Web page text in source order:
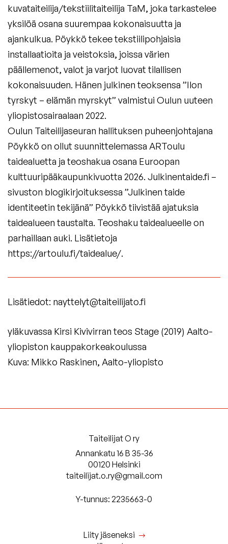
kuvataiteilija/tekstiilitaiteilija TaM, joka tarkastelee
yksilöä osana suurempaa kokonaisuutta ja
ajankulkua. Pöykkö tekee tekstiilipohjaisia
installaatioita ja veistoksia, joissa värien
päällemenot, valot ja varjot luovat tilallisen
kokonaisuuden. Hänen julkinen teoksensa ”Ilon
tyrskyt – elämän myrskyt” valmistui Oulun uuteen
yliopistosairaalaan 2022.
Oulun Taiteilijaseuran hallituksen puheenjohtajana
Pöykkö on ollut suunnittelemassa ARToulu
taidealuetta ja teoshakua osana Euroopan
kulttuuripääkaupunkivuotta 2026. Julkinentaide.fi –
sivuston blogikirjoituksessa ”Julkinen taide
identiteetin tekijänä” Pöykkö tiivistää ajatuksia
taidealueen taustalta. Teoshaku taidealueelle on
parhaillaan auki. Lisätietoja
https://artoulu.fi/taidealue/.
Lisätiedot: nayttelyt@taiteilijato.fi
yläkuvassa Kirsi Kivivirran teos Stage (2019) Aalto-
yliopiston kauppakorkeakoulussa
Kuva: Mikko Raskinen, Aalto-yliopisto
Taiteilijat O ry
Annankatu 16 B 35-36
00120 Helsinki
taiteilijat.o.ry@gmail.com
Y-tunnus: 2235663-0
Liity jäseneksi